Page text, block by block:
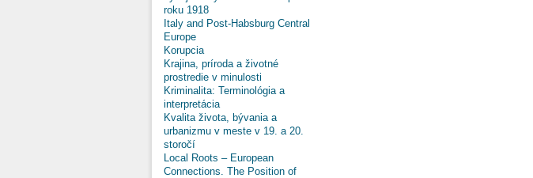
roku 1918
Italy and Post-Habsburg Central
Europe
Korupcia
Krajina, príroda a životné
prostredie v minulosti
Kriminalita: Terminológia a
interpretácia
Kvalita života, bývania a
urbanizmu v meste v 19. a 20.
storočí
Local Roots – European
Connections. The Position of